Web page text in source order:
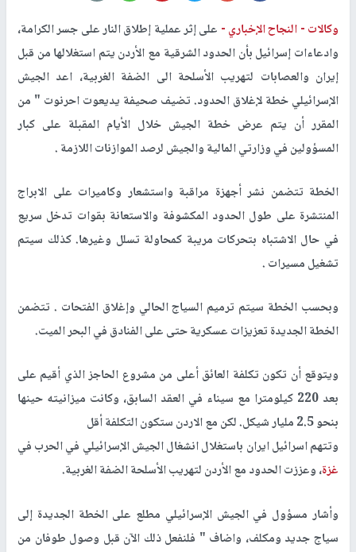
وكالات -النجاح الإخباري - على إثر عملية إطلاق النار على جسر الكرامة،
وادعاءات إسرائيل بأن الحدود الشرقية مع الأردن يتم استغلالها من قبل
إيران والعصابات لتهريب الأسلحة الى الضفة الغربية، اعد الجيش
الإسرائيلي خطة لإغلاق الحدود. تضيف صحيفة يديعوت احرنوت " من
المقرر أن يتم عرض خطة الجيش خلال الأيام المقبلة على كبار
المسؤولين في وزارتي المالية والجيش لرصد الموازنات اللازمة .
الخطة تتضمن نشر أجهزة مراقبة واستشعار وكاميرات على الابراج
المنتشرة على طول الحدود المكشوفة والاستعانة بقوات تدخل سريع
في حال الاشتباه بتحركات مريبة كمحاولة تسلل وغيرها. كذلك سيتم
تشغيل مسيرات .
وبحسب الخطة سيتم ترميم السياج الحالي وإغلاق الفتحات . تتضمن
الخطة الجديدة تعزيزات عسكرية حتى على الفنادق في البحر الميت.
ويتوقع أن تكون تكلفة العائق أعلى من مشروع الحاجز الذي أقيم على
بعد 220 كيلومترا مع سيناء في العقد السابق، وكانت ميزانيته حينها
بنحو 2.5 مليار شيكل. لكن مع الاردن ستكون التكلفة أقل
وتتهم اسرائيل ايران باستغلال انشغال الجيش الإسرائيلي في الحرب في
غزة، وعززت الحدود مع الأردن لتهريب الأسلحة الضفة الغربية.
وأشار مسؤول في الجيش الإسرائيلي مطلع على الخطة الجديدة إلى
سياج جديد ومكلف، واضاف " فلنفعل ذلك الآن قبل وصول طوفان من